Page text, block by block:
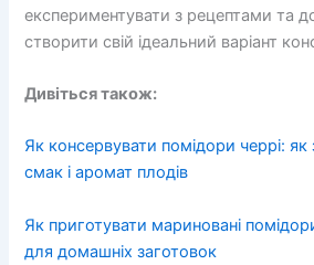
експериментувати з рецептами та
створити свій ідеальний варіант
Дивіться також:
Як консервувати помідори черрі:
смак і аромат плодів
Як приготувати мариновані
для домашніх заготовок